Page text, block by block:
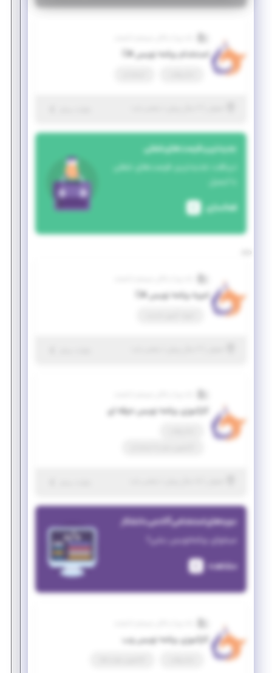
استخدام برنامه نویس #C
جدیدترین فرصت‌های شغلی
دریافت جدیدترین فرصت‌های شغلی
با ایمیل
فعالسازی
امریه برنامه نویس #C
کارآموزی برنامه نویس حرفه ای
دوره‌های استخدامی آکادمی دانشکار
میخوای برنامه‌نویس بشی؟
مشاهده
کارآموزی برنامه نویس وب